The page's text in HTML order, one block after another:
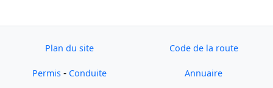
Plan du site Code de la route
Permis - Conduite Annuaire